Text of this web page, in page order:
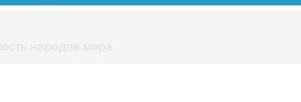
народов мира